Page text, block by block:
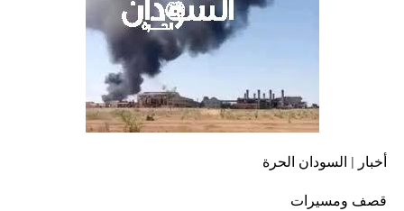
أخبار | السودان الحرة
قصف ومسيرات